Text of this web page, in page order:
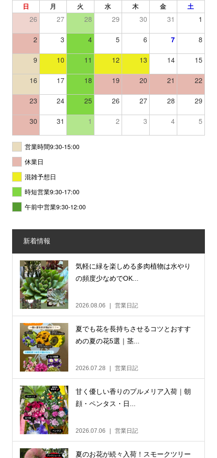
日 月 火 水 木 金 土
26 27 28 29 30 31 1
2 3 4 5 6 7 8
9 10 11 12 13 14 15
16 17 18 19 20 21 22
23 24 25 26 27 28 29
30 31 1 2 3 4 5
営業時間9:30-15:00
休業日
混雑予想日
時短営業9:30-17:00
午前中営業9:30-12:00
新着情報
気軽に緑を楽しめる多肉植物は水やり
の頻度少なめでOK...
2026.08.06 営業日記
夏でも花を長持ちさせるコツとおすす
めの夏の花5選｜茎...
2026.07.28 営業日記
甘く優しい香りのプルメリア入荷｜朝
顔・ペンタス・日...
2026.07.06 営業日記
夏のお花が続々入荷！スモークツリー